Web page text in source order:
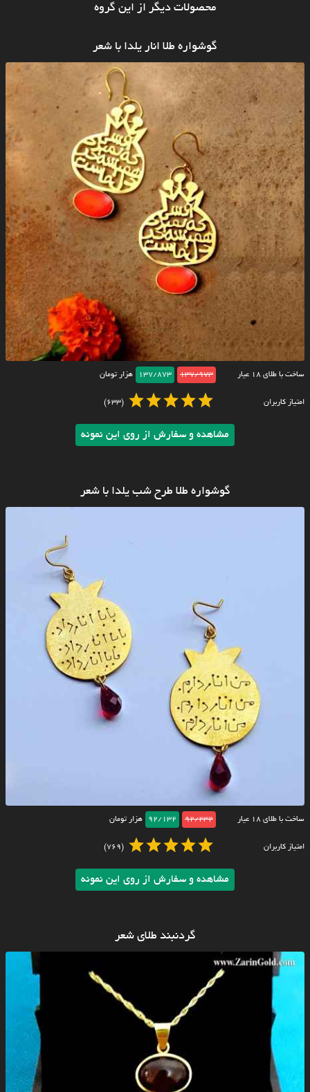
محصولات دیگر از این گروه
گوشواره طلا انار یلدا با شعر
ساخت با طلای ۱۸ عیار 137/973
137/873 هزار تومان
امتیاز کاربران (633)
مشاهده و سفارش از روی این نمونه
گوشواره طلا طرح شب یلدا با شعر
ساخت با طلای ۱۸ عیار 92/232
92/132 هزار تومان
امتیاز کاربران (769)
مشاهده و سفارش از روی این نمونه
گردنبند طلای شعر